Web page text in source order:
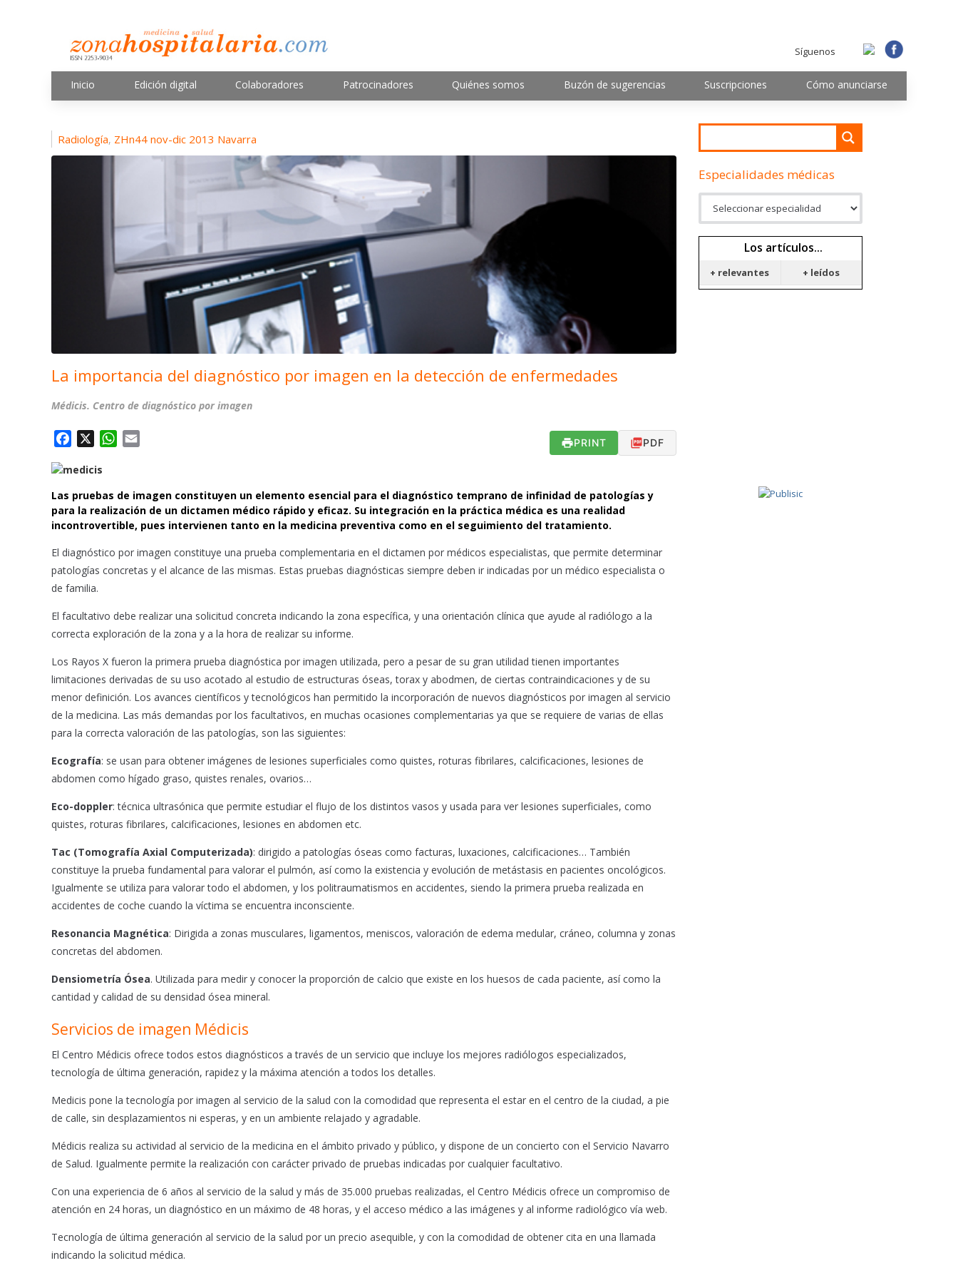
Síguenos
Inicio Edición digital Colaboradores Patrocinadores Quiénes somos Buzón de sugerencias Suscripciones Cómo anunciarse
Radiología, ZHn44 nov-dic 2013 Navarra
La importancia del diagnóstico por imagen en la detección de enfermedades
Médicis. Centro de diagnóstico por imagen
c
e
b
o
k
W
t
s
A
p
i
l
PRINT PDF
Las pruebas de imagen constituyen un elemento esencial para el diagnóstico temprano de infinidad de patologías y
para la realización de un dictamen médico rápido y eficaz. Su integración en la práctica médica es una realidad
incontrovertible, pues intervienen tanto en la medicina preventiva como en el seguimiento del tratamiento.
El diagnóstico por imagen constituye una prueba complementaria en el dictamen por médicos especialistas, que permite determinar
patologías concretas y el alcance de las mismas. Estas pruebas diagnósticas siempre deben ir indicadas por un médico especialista o
de familia.
El facultativo debe realizar una solicitud concreta indicando la zona específica, y una orientación clínica que ayude al radiólogo a la
correcta exploración de la zona y a la hora de realizar su informe.
Los Rayos X fueron la primera prueba diagnóstica por imagen utilizada, pero a pesar de su gran utilidad tienen importantes
limitaciones derivadas de su uso acotado al estudio de estructuras óseas, torax y abodmen, de ciertas contraindicaciones y de su
menor definición. Los avances científicos y tecnológicos han permitido la incorporación de nuevos diagnósticos por imagen al servicio
de la medicina. Las más demandas por los facultativos, en muchas ocasiones complementarias ya que se requiere de varias de ellas
para la correcta valoración de las patologías, son las siguientes:
Ecografía: se usan para obtener imágenes de lesiones superficiales como quistes, roturas fibrilares, calcificaciones, lesiones de
abdomen como hígado graso, quistes renales, ovarios…
Eco-doppler: técnica ultrasónica que permite estudiar el flujo de los distintos vasos y usada para ver lesiones superficiales, como
quistes, roturas fibrilares, calcificaciones, lesiones en abdomen etc.
Tac (Tomografía Axial Computerizada): dirigido a patologías óseas como facturas, luxaciones, calcificaciones… También
constituye la prueba fundamental para valorar el pulmón, así como la existencia y evolución de metástasis en pacientes oncológicos.
Igualmente se utiliza para valorar todo el abdomen, y los politraumatismos en accidentes, siendo la primera prueba realizada en
accidentes de coche cuando la víctima se encuentra inconsciente.
Resonancia Magnética: Dirigida a zonas musculares, ligamentos, meniscos, valoración de edema medular, cráneo, columna y zonas
concretas del abdomen.
Densiometría Ósea. Utilizada para medir y conocer la proporción de calcio que existe en los huesos de cada paciente, así como la
cantidad y calidad de su densidad ósea mineral.
Servicios de imagen Médicis
El Centro Médicis ofrece todos estos diagnósticos a través de un servicio que incluye los mejores radiólogos especializados,
tecnología de última generación, rapidez y la máxima atención a todos los detalles.
Medicis pone la tecnología por imagen al servicio de la salud con la comodidad que representa el estar en el centro de la ciudad, a pie
de calle, sin desplazamientos ni esperas, y en un ambiente relajado y agradable.
Médicis realiza su actividad al servicio de la medicina en el ámbito privado y público, y dispone de un concierto con el Servicio Navarro
de Salud. Igualmente permite la realización con carácter privado de pruebas indicadas por cualquier facultativo.
Con una experiencia de 6 años al servicio de la salud y más de 35.000 pruebas realizadas, el Centro Médicis ofrece un compromiso de
atención en 24 horas, un diagnóstico en un máximo de 48 horas, y el acceso médico a las imágenes y al informe radiológico vía web.
Tecnología de última generación al servicio de la salud por un precio asequible, y con la comodidad de obtener cita en una llamada
indicando la solicitud médica.
Especialidades médicas
Los artículos...
+ relevantes + leídos